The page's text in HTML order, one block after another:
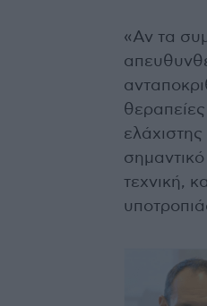
«Αν τα
τεχνική,